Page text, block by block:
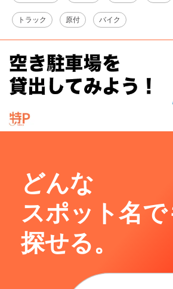
トラック 原付 バイク
どんな
スポット名で
探せる。